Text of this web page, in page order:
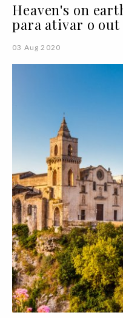
Heaven's on
para ativar o
03 Aug 2020